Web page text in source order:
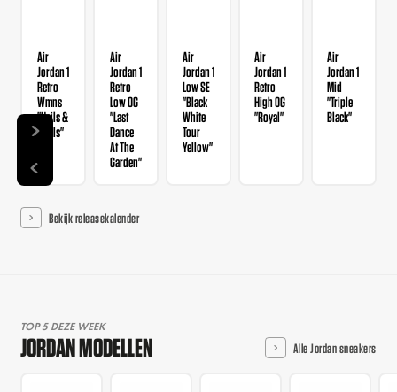
Air
Jordan 1
Retro
Wmns
"Nails &
Grails"
Air
Jordan 1
Retro
Low OG
"Last
Dance
At The
Garden"
Air
Jordan 1
Low SE
"Black
White
Tour
Yellow"
Air
Jordan 1
Retro
High OG
"Royal"
Air
Jordan 1
Mid
"Triple
Black"
Bekijk releasekalender
TOP 5 DEZE WEEK
JORDAN MODELLEN Alle Jordan sneakers